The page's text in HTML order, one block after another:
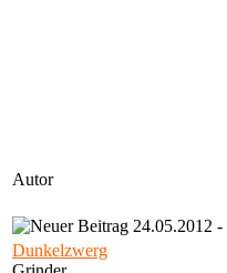
Autor
24.05.2012
Dunkelzwerg